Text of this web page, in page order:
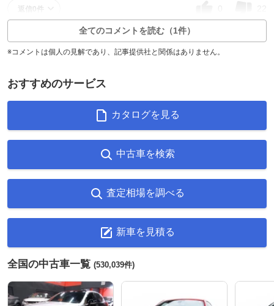
返信0件
全てのコメントを読む（1件）
※コメントは個人の見解であり、記事提供社と関係はありません。
おすすめのサービス
カタログを見る
中古車を検索
査定相場を調べる
新車を見積る
全国の中古車一覧 (530,039件)